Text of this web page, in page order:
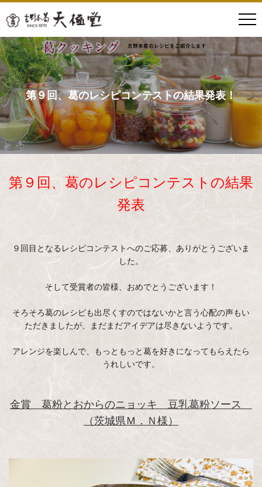
第９回、葛のレシピコンテストの結果発表！
第９回、葛のレシピコンテストの結果
発表
９回目となるレシピコンテストへのご応募、ありがとうございま
した。
そして受賞者の皆様、おめでとうございます！
そろそろ葛のレシピも出尽くすのではないかと言う心配の声もい
ただきましたが、まだまだアイデアは尽きないようです。
アレンジを楽しんで、もっともっと葛を好きになってもらえたら
うれしいです。
金賞 葛粉とおからのニョッキ 豆乳葛粉ソース
（茨城県Ｍ．Ｎ様）